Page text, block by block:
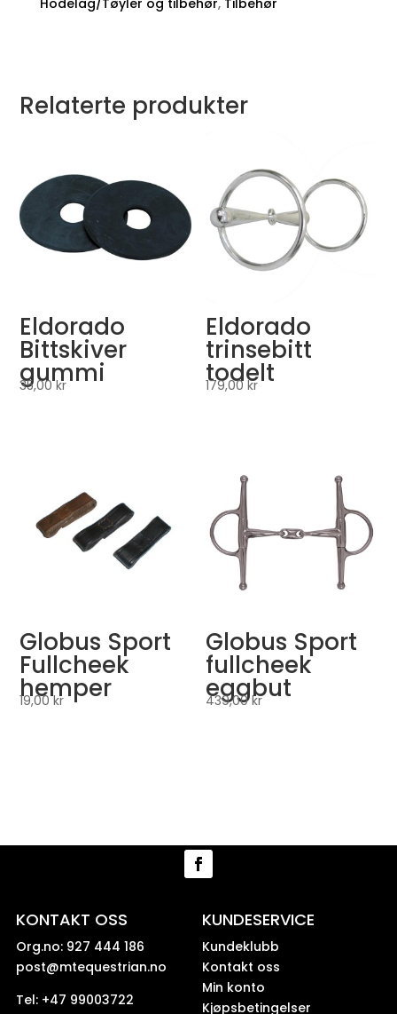
Hodelag/Tøyler og tilbehør, Tilbehør
Relaterte produkter
Eldorado
Bittskiver
gummi
35,00kr
Eldorado
trinsebitt
todelt
179,00kr
Globus Sport
Fullcheek
hemper
19,00kr
Globus Sport
fullcheek
eggbut
439,00kr
KONTAKT OSS
Org.no: 927 444 186
post@mtequestrian.no
Tel: +47 99003722
KUNDESERVICE
Kundeklubb
Kontakt oss
Min konto
Kjøpsbetingelser